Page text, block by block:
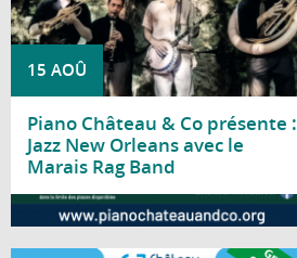
15 AOÛ
Piano Château & Co présente :
Jazz New Orleans avec le
Marais Rag Band
Lire la suite